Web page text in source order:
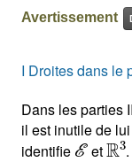
Avertissement
I Droites dans le
Dans les parties
il est inutile de
identifie
ℰ
et
ℝ3
.